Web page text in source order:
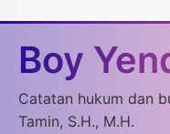
Boy
Catatan hukum dan
Tamin, S.H., M.H.